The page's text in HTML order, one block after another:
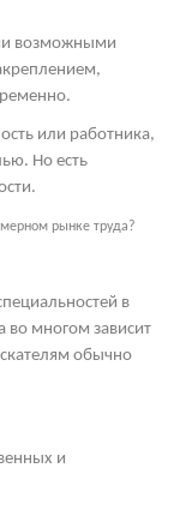
возможными
или работника,
Но есть
рынке труда?
в
во многом зависит
обычно
и